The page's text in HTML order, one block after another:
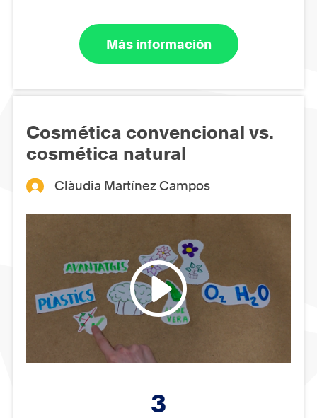
Más información
Cosmética convencional vs.
cosmética natural
Clàudia Martínez Campos
3